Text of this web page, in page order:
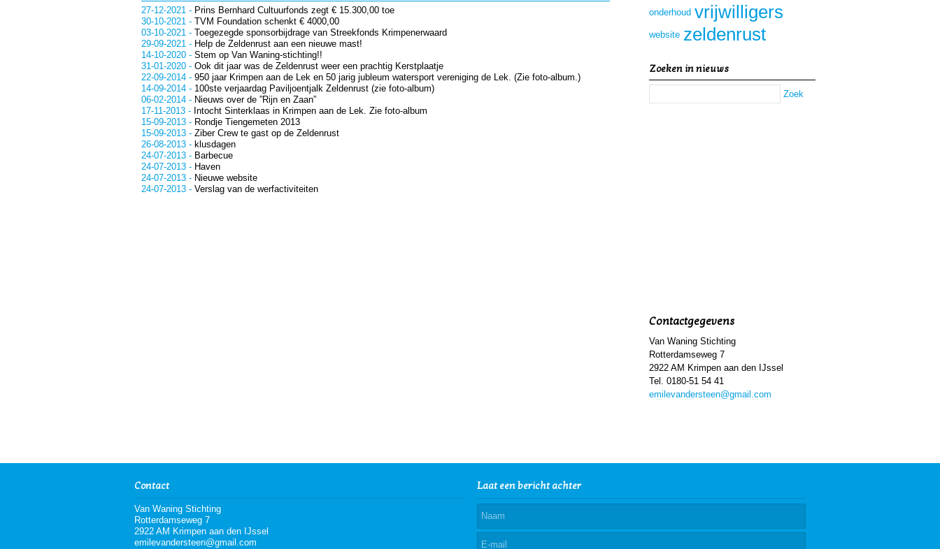
27-12-2021 - Prins Bernhard Cultuurfonds zegt € 15.300,00 toe
30-10-2021 - TVM Foundation schenkt € 4000,00
03-10-2021 - Toegezegde sponsorbijdrage van Streekfonds Krimpenerwaard
29-09-2021 - Help de Zeldenrust aan een nieuwe mast!
14-10-2020 - Stem op Van Waning-stichting!!
31-01-2020 - Ook dit jaar was de Zeldenrust weer een prachtig Kerstplaatje
22-09-2014 - 950 jaar Krimpen aan de Lek en 50 jarig jubleum watersport vereniging de Lek. (Zie foto-album.)
14-09-2014 - 100ste verjaardag Paviljoentjalk Zeldenrust (zie foto-album)
06-02-2014 - Nieuws over de ”Rijn en Zaan”
17-11-2013 - Intocht Sinterklaas in Krimpen aan de Lek. Zie foto-album
15-09-2013 - Rondje Tiengemeten 2013
15-09-2013 - Ziber Crew te gast op de Zeldenrust
26-08-2013 - klusdagen
24-07-2013 - Barbecue
24-07-2013 - Haven
24-07-2013 - Nieuwe website
24-07-2013 - Verslag van de werfactiviteiten
onderhoud vrijwilligers
website zeldenrust
Zoeken in nieuws
Zoek
Contactgegevens
Van Waning Stichting
Rotterdamseweg 7
2922 AM Krimpen aan den IJssel
Tel. 0180-51 54 41
emilevandersteen@gmail.com
Contact
Van Waning Stichting
Rotterdamseweg 7
2922 AM Krimpen aan den IJssel
emilevandersteen@gmail.com
Laat een bericht achter